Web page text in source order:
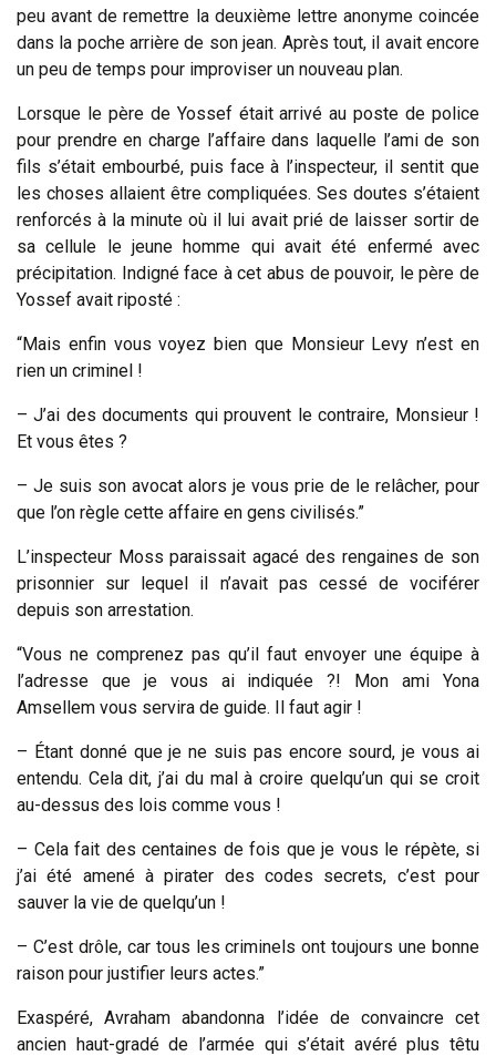
peu avant de remettre la deuxième lettre anonyme coincée
dans la poche arrière de son jean. Après tout, il avait encore
un peu de temps pour improviser un nouveau plan.
Lorsque le père de Yossef était arrivé au poste de police
pour prendre en charge l’affaire dans laquelle l’ami de son
fils s’était embourbé, puis face à l’inspecteur, il sentit que
les choses allaient être compliquées. Ses doutes s’étaient
renforcés à la minute où il lui avait prié de laisser sortir de
sa cellule le jeune homme qui avait été enfermé avec
précipitation. Indigné face à cet abus de pouvoir, le père de
Yossef avait riposté :
“Mais enfin vous voyez bien que Monsieur Levy n’est en
rien un criminel !
– J’ai des documents qui prouvent le contraire, Monsieur !
Et vous êtes ?
– Je suis son avocat alors je vous prie de le relâcher, pour
que l’on règle cette affaire en gens civilisés.”
L’inspecteur Moss paraissait agacé des rengaines de son
prisonnier sur lequel il n’avait pas cessé de vociférer
depuis son arrestation.
“Vous ne comprenez pas qu’il faut envoyer une équipe à
l’adresse que je vous ai indiquée ?! Mon ami Yona
Amsellem vous servira de guide. Il faut agir !
– Étant donné que je ne suis pas encore sourd, je vous ai
entendu. Cela dit, j’ai du mal à croire quelqu’un qui se croit
au-dessus des lois comme vous !
– Cela fait des centaines de fois que je vous le répète, si
j’ai été amené à pirater des codes secrets, c’est pour
sauver la vie de quelqu’un !
– C’est drôle, car tous les criminels ont toujours une bonne
raison pour justifier leurs actes.”
Exaspéré, Avraham abandonna l’idée de convaincre cet
ancien haut-gradé de l’armée qui s’était avéré plus têtu